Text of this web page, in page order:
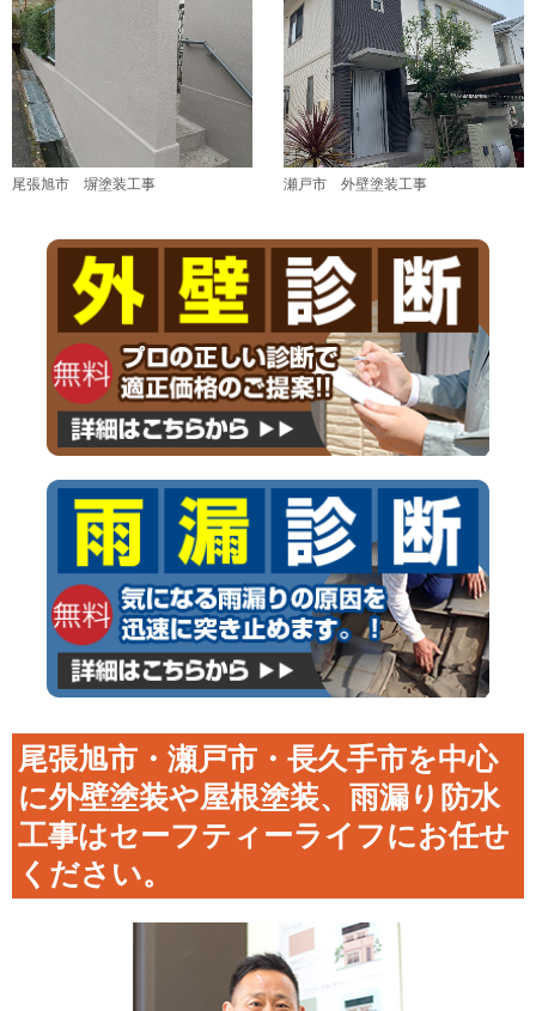
尾張旭市 塀塗装工事 瀬戸市 外壁塗装工事
尾張旭市・瀬戸市・長久手市を中心
に外壁塗装や屋根塗装、雨漏り防水
工事はセーフティーライフにお任せ
ください。